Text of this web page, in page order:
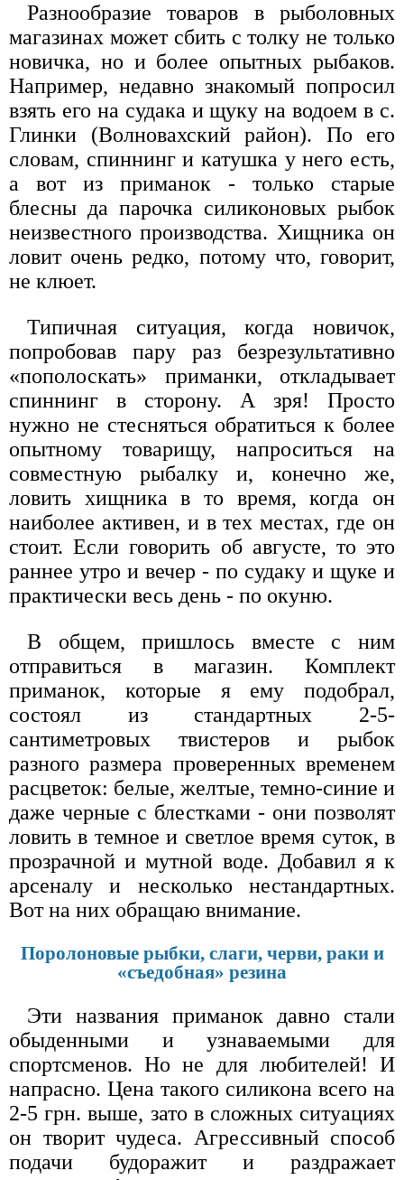
Разнообразие товаров в рыболовных
магазинах может сбить с толку не только
новичка, но и более опытных рыбаков.
Например, недавно знакомый попросил
взять его на судака и щуку на водоем в с.
Глинки (Волновахский район). По его
словам, спиннинг и катушка у него есть,
а вот из приманок - только старые
блесны да парочка силиконовых рыбок
неизвестного производства. Хищника он
ловит очень редко, потому что, говорит,
не клюет.
Типичная ситуация, когда новичок,
попробовав пару раз безрезультативно
«пополоскать» приманки, откладывает
спиннинг в сторону. А зря! Просто
нужно не стесняться обратиться к более
опытному товарищу, напроситься на
совместную рыбалку и, конечно же,
ловить хищника в то время, когда он
наиболее активен, и в тех местах, где он
стоит. Если говорить об августе, то это
раннее утро и вечер - по судаку и щуке и
практически весь день - по окуню.
В общем, пришлось вместе с ним
отправиться в магазин. Комплект
приманок, которые я ему подобрал,
состоял из стандартных 2-5-
сантиметровых твистеров и рыбок
разного размера проверенных временем
расцветок: белые, желтые, темно-синие и
даже черные с блестками - они позволят
ловить в темное и светлое время суток, в
прозрачной и мутной воде. Добавил я к
арсеналу и несколько нестандартных.
Вот на них обращаю внимание.
Поролоновые рыбки, слаги, черви, раки и
«съедобная» резина
Эти названия приманок давно стали
обыденными и узнаваемыми для
спортсменов. Но не для любителей! И
напрасно. Цена такого силикона всего на
2-5 грн. выше, зато в сложных ситуациях
он творит чудеса. Агрессивный способ
подачи будоражит и раздражает